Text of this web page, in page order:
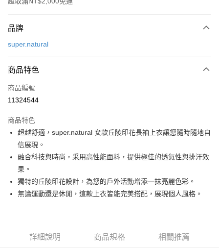
信用卡一次付款
Apple Pay
街口支付
ATM付款
運送方式
一般全家取貨
每筆NT$100
全家超取(2000以上免運)
每筆NT$100
品牌
super.natural
商品特色
商品編號
11324544
商品特色
超越舒適，super.natural 女款丘陵印花長袖上衣讓您隨時隨地自
信展現。
融合科技與時尚，采用高性能面料，提供極佳的透氣性與排汗效
果。
獨特的丘陵印花設計，為您的戶外活動增添一抹亮麗色彩。
無論運動還是休閒，這款上衣皆能完美搭配，展現個人風格。
詳細說明 商品規格 相關推薦